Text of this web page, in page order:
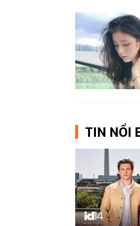
TIN NỔI